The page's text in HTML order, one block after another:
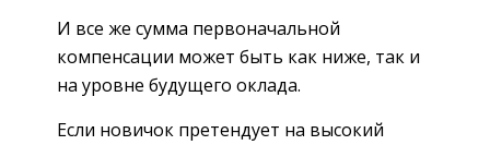
И все же сумма первоначальной
компенсации может быть как ниже, так и
на уровне будущего оклада.
Если новичок претендует на высокий